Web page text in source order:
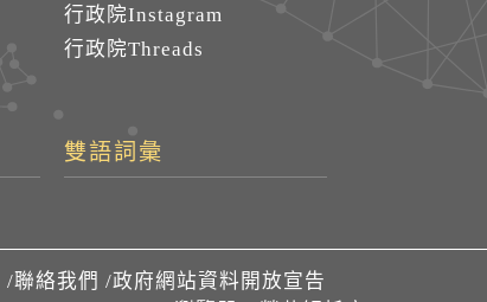
行政院Instagram
行政院Threads
雙語詞彙
/聯絡我們 /政府網站資料開放宣告